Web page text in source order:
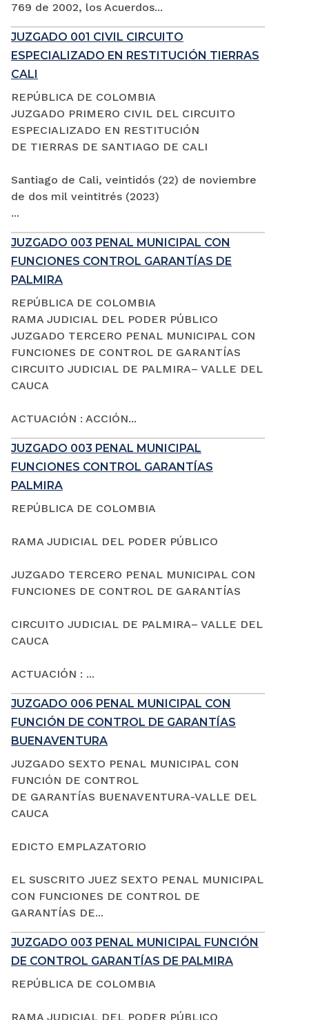
769 de 2002, los Acuerdos...
JUZGADO 001 CIVIL CIRCUITO
ESPECIALIZADO EN RESTITUCIÓN TIERRAS
CALI
REPÚBLICA DE COLOMBIA
JUZGADO PRIMERO CIVIL DEL CIRCUITO
ESPECIALIZADO EN RESTITUCIÓN
DE TIERRAS DE SANTIAGO DE CALI
Santiago de Cali, veintidós (22) de noviembre
de dos mil veintitrés (2023)
...
JUZGADO 003 PENAL MUNICIPAL CON
FUNCIONES CONTROL GARANTÍAS DE
PALMIRA
REPÚBLICA DE COLOMBIA
RAMA JUDICIAL DEL PODER PÚBLICO
JUZGADO TERCERO PENAL MUNICIPAL CON
FUNCIONES DE CONTROL DE GARANTÍAS
CIRCUITO JUDICIAL DE PALMIRA– VALLE DEL
CAUCA
ACTUACIÓN : ACCIÓN...
JUZGADO 003 PENAL MUNICIPAL
FUNCIONES CONTROL GARANTÍAS
PALMIRA
REPÚBLICA DE COLOMBIA
RAMA JUDICIAL DEL PODER PÚBLICO
JUZGADO TERCERO PENAL MUNICIPAL CON
FUNCIONES DE CONTROL DE GARANTÍAS
CIRCUITO JUDICIAL DE PALMIRA– VALLE DEL
CAUCA
ACTUACIÓN : ...
JUZGADO 006 PENAL MUNICIPAL CON
FUNCIÓN DE CONTROL DE GARANTÍAS
BUENAVENTURA
JUZGADO SEXTO PENAL MUNICIPAL CON
FUNCIÓN DE CONTROL
DE GARANTÍAS BUENAVENTURA-VALLE DEL
CAUCA
EDICTO EMPLAZATORIO
EL SUSCRITO JUEZ SEXTO PENAL MUNICIPAL
CON FUNCIONES DE CONTROL DE
GARANTÍAS DE...
JUZGADO 003 PENAL MUNICIPAL FUNCIÓN
DE CONTROL GARANTÍAS DE PALMIRA
REPÚBLICA DE COLOMBIA
RAMA JUDICIAL DEL PODER PÚBLICO